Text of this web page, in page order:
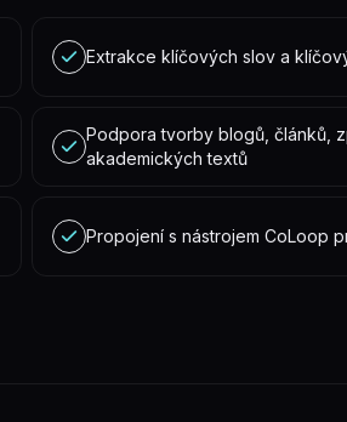
Extrakce klíčových slov a
Podpora tvorby blogů, článků,
akademických textů
Propojení s nástrojem CoLoop